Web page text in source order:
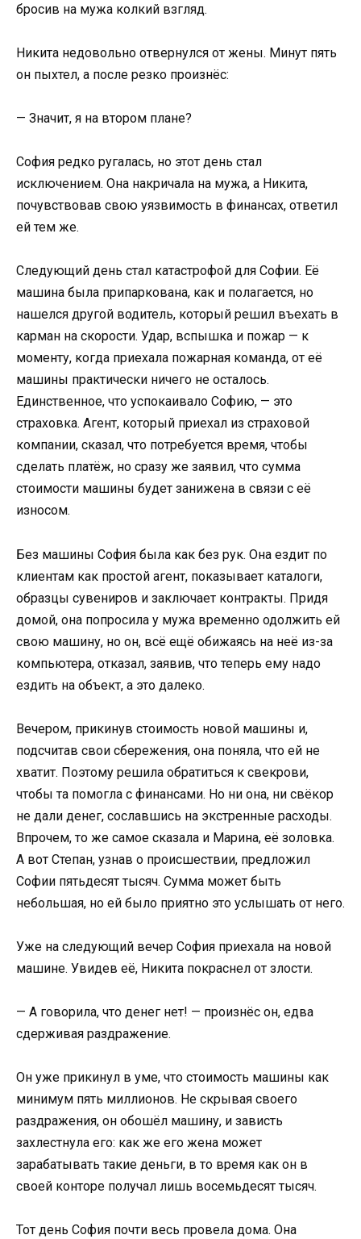
бросив на мужа колкий взгляд.
Никита недовольно отвернулся от жены. Минут пять
он пыхтел, а после резко произнёс:
— Значит, я на втором плане?
София редко ругалась, но этот день стал
исключением. Она накричала на мужа, а Никита,
почувствовав свою уязвимость в финансах, ответил
ей тем же.
Следующий день стал катастрофой для Софии. Её
машина была припаркована, как и полагается, но
нашелся другой водитель, который решил въехать в
карман на скорости. Удар, вспышка и пожар — к
моменту, когда приехала пожарная команда, от её
машины практически ничего не осталось.
Единственное, что успокаивало Софию, — это
страховка. Агент, который приехал из страховой
компании, сказал, что потребуется время, чтобы
сделать платёж, но сразу же заявил, что сумма
стоимости машины будет занижена в связи с её
износом.
Без машины София была как без рук. Она ездит по
клиентам как простой агент, показывает каталоги,
образцы сувениров и заключает контракты. Придя
домой, она попросила у мужа временно одолжить ей
свою машину, но он, всё ещё обижаясь на неё из-за
компьютера, отказал, заявив, что теперь ему надо
ездить на объект, а это далеко.
Вечером, прикинув стоимость новой машины и,
подсчитав свои сбережения, она поняла, что ей не
хватит. Поэтому решила обратиться к свекрови,
чтобы та помогла с финансами. Но ни она, ни свёкор
не дали денег, сославшись на экстренные расходы.
Впрочем, то же самое сказала и Марина, её золовка.
А вот Степан, узнав о происшествии, предложил
Софии пятьдесят тысяч. Сумма может быть
небольшая, но ей было приятно это услышать от него.
Уже на следующий вечер София приехала на новой
машине. Увидев её, Никита покраснел от злости.
— А говорила, что денег нет! — произнёс он, едва
сдерживая раздражение.
Он уже прикинул в уме, что стоимость машины как
минимум пять миллионов. Не скрывая своего
раздражения, он обошёл машину, и зависть
захлестнула его: как же его жена может
зарабатывать такие деньги, в то время как он в
своей конторе получал лишь восемьдесят тысяч.
Тот день София почти весь провела дома. Она